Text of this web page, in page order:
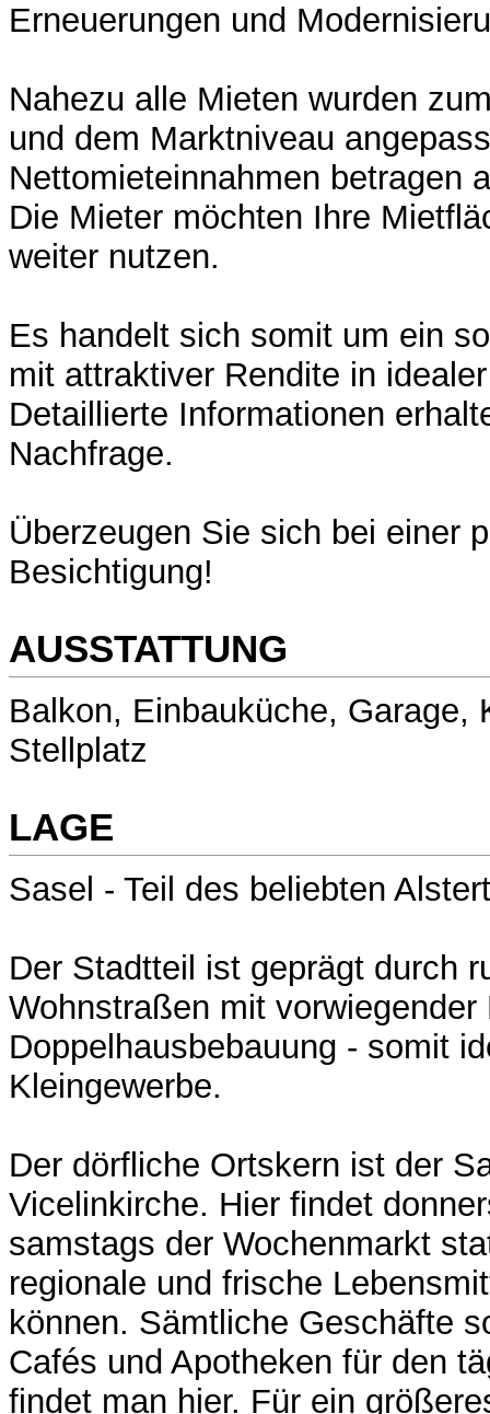
Erneuerungen und
Nahezu alle Mieten wurden
und dem Marktniveau
Nettomieteinnahmen betragen
Die Mieter möchten Ihre
weiter nutzen.
Es handelt sich somit um ein
mit attraktiver Rendite in
Detaillierte Informationen
Nachfrage.
Überzeugen Sie sich bei einer
Besichtigung!
AUSSTATTUNG
Balkon, Einbauküche, Garage,
Stellplatz
LAGE
Sasel - Teil des beliebten
Der Stadtteil ist geprägt durch
Wohnstraßen mit vorwiegender
Doppelhausbebauung - somit
Kleingewerbe.
Der dörfliche Ortskern ist der
Vicelinkirche. Hier findet
samstags der Wochenmarkt
regionale und frische
können. Sämtliche Geschäfte
Cafés und Apotheken für den
findet man hier. Für ein